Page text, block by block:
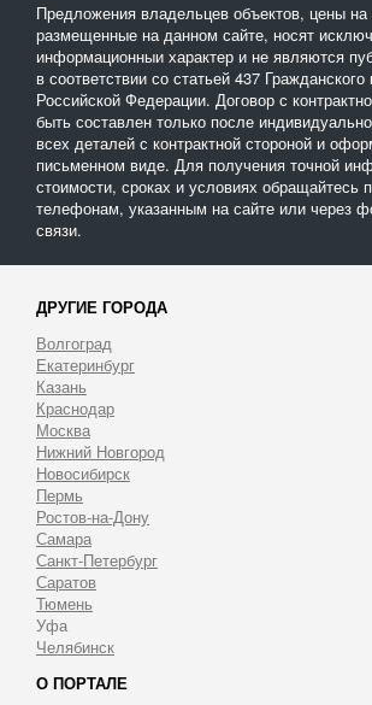
Предложения владельцев объектов, цены на
размещенные на данном сайте, носят
информационныи характер и не являются
в соответствии со статьей 437 Гражданского
Российской Федерации. Договор с
быть составлен только после
всех деталей с контрактной стороной и
письменном виде. Для получения точной
стоимости, сроках и условиях обращайтесь
телефонам, указанным на сайте или через
связи.
ДРУГИЕ ГОРОДА
Волгоград
Екатеринбург
Казань
Краснодар
Москва
Нижний Новгород
Новосибирск
Пермь
Ростов-на-Дону
Самара
Санкт-Петербург
Саратов
Тюмень
Уфа
Челябинск
О ПОРТАЛЕ